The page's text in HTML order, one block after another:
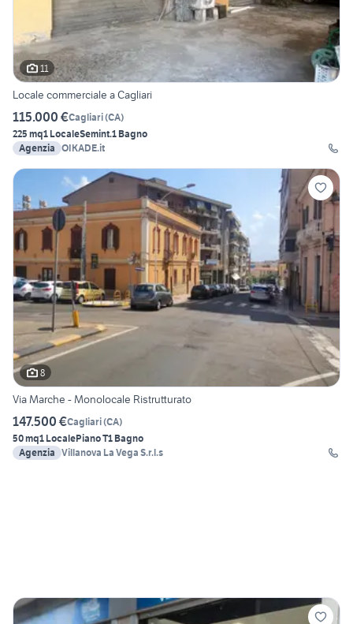
11
Locale commerciale a Cagliari
115.000 €Cagliari(CA)
225 mq1 LocaleSemint.1 Bagno
Agenzia OIKADE.it
8
Via Marche - Monolocale Ristrutturato
147.500 €Cagliari(CA)
50 mq1 LocalePiano T1 Bagno
Agenzia Villanova La Vega S.r.l.s